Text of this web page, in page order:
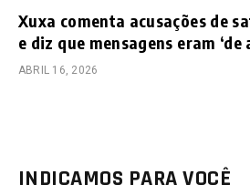
Xuxa comenta acusações de
e diz que mensagens eram ‘de
ABRIL 16, 2026
INDICAMOS PARA VOCÊ